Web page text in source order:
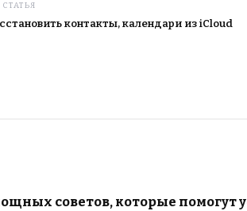
контакты, календари из iCloud
советов, которые помогут